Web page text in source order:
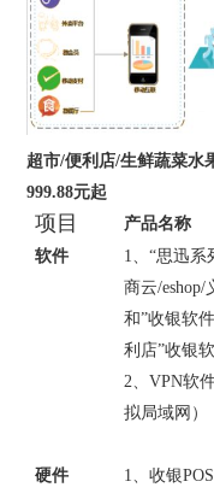
超市/便利店/生鲜蔬菜水
999.88元起
项目 产品名称
软件
1 、“思迅系
商云/eshop/
和”收银软
利店”收银
2 、VPN软
拟局域网）
硬件
1 、收银POS